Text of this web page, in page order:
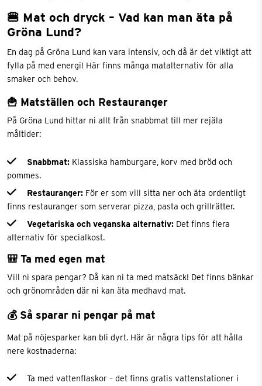
🍔 Mat och dryck – Vad kan man äta på
Gröna Lund?
En dag på Gröna Lund kan vara intensiv, och då är det viktigt att
fylla på med energi! Här finns många matalternativ för alla
smaker och behov.
🍟 Matställen och Restauranger
På Gröna Lund hittar ni allt från snabbmat till mer rejäla
måltider:
Snabbmat: Klassiska hamburgare, korv med bröd och
pommes.
Restauranger: För er som vill sitta ner och äta ordentligt
finns restauranger som serverar pizza, pasta och grillrätter.
Vegetariska och veganska alternativ: Det finns flera
alternativ för specialkost.
🎒 Ta med egen mat
Vill ni spara pengar? Då kan ni ta med matsäck! Det finns bänkar
och grönområden där ni kan äta medhavd mat.
💰 Så sparar ni pengar på mat
Mat på nöjesparker kan bli dyrt. Här är några tips för att hålla
nere kostnaderna:
Ta med vattenflaskor – det finns gratis vattenstationer i